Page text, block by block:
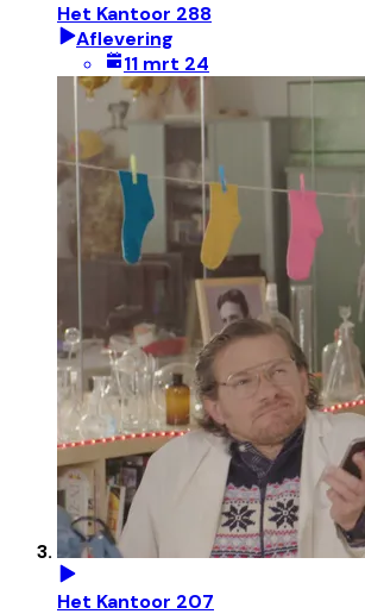
Het Kantoor 288
Aflevering
11 mrt 24
Het Kantoor 207